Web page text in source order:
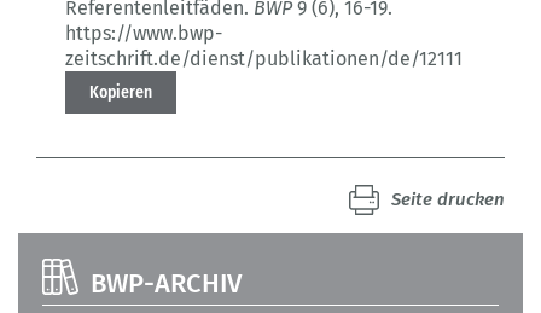
Referentenleitfäden. BWP9 (6), 16-19.
https://www.bwp-
zeitschrift.de/dienst/publikationen/de/12111
Kopieren
Seite drucken
BWP-ARCHIV